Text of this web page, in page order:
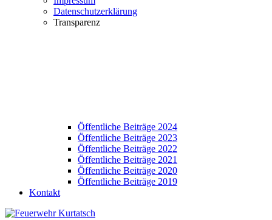
Datenschutzerklärung
Transparenz
Öffentliche Beiträge 2024
Öffentliche Beiträge 2023
Öffentliche Beiträge 2022
Öffentliche Beiträge 2021
Öffentliche Beiträge 2020
Öffentliche Beiträge 2019
Kontakt